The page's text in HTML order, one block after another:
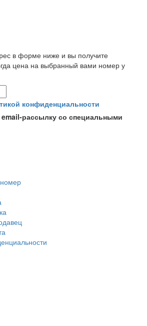
в форме ниже и вы получите
цена на выбранный вами номер у
конфиденциальности
email-рассылку со специальными